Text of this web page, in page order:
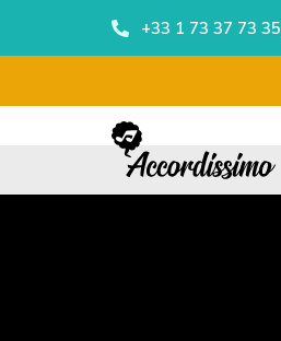
+33 1 73 37 73 35